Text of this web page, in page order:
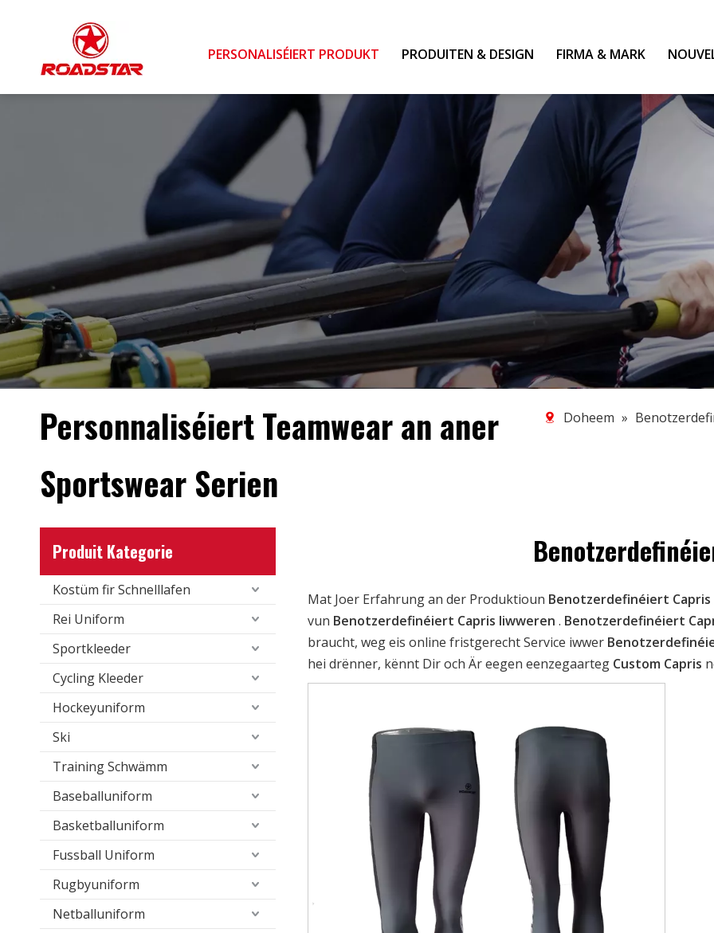
PERSONALISÉIERT PRODUKT PRODUITEN & DESIGN FIRMA & MARK
Personnaliséiert Teamwear an aner
Sportswear Serien
Doheem »
Produit Kategorie
Kostüm fir Schnelllafen
Rei Uniform
Sportkleeder
Cycling Kleeder
Hockeyuniform
Ski
Training Schwämm
Baseballuniform
Basketballuniform
Fussball Uniform
Rugbyuniform
Netballuniform
Mat Joer Erfahrung an der Produktioun Benotzerdefinéiert Capris
vun Benotzerdefinéiert Capris liwweren . Benotzerdefinéiert
braucht, weg eis online fristgerecht Service iwwer
hei drënner, kënnt Dir och Är eegen eenzegaarteg Custom Capris